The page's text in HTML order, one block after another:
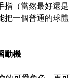
指（當然最好還是
把一個普通的球體
動機